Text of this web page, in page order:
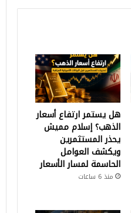
هل يستمر ارتفاع أسعار
الذهب؟ إسلام مميش
يحذر المستثمرين
ويكشف العوامل
الحاسمة لمسار الأسعار
منذ 6 ساعات